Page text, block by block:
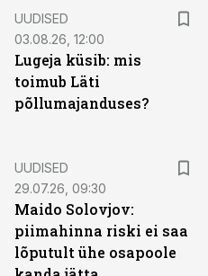
UUDISED
03.08.26, 12:00
Lugeja küsib: mis
toimub Läti
põllumajanduses?
UUDISED
29.07.26, 09:30
Maido Solovjov:
piimahinna riski ei saa
lõputult ühe osapoole